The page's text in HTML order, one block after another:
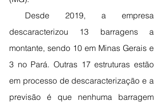
descaracterizou 13 barragens a
montante, sendo 10 em Minas Gerais e
3 no Pará. Outras 17 estruturas estão
em processo de descaracterização e a
previsão é que nenhuma barragem